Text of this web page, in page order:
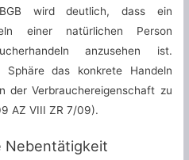
wird deutlich, dass ein
einer natürlichen Person
anzusehen ist.
Sphäre das konkrete Handeln
der Verbrauchereigenschaft zu
AZ VIII ZR 7/09).
Nebentätigkeit